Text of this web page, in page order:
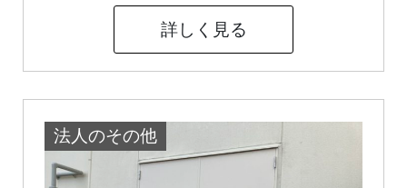
詳しく見る
法人のその他